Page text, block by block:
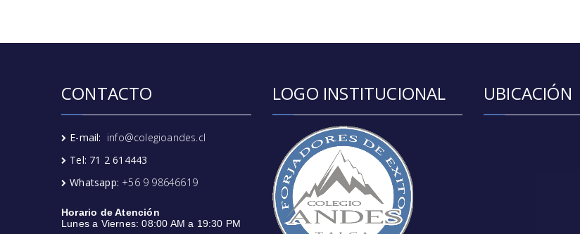
CONTACTO
E-mail: info@colegioandes.cl
Tel: 71 2 614443
Whatsapp: +56 9 98646619
Horario de Atención
Lunes a Viernes: 08:00 AM a 19:30 PM
LOGO INSTITUCIONAL UBICACIÓN